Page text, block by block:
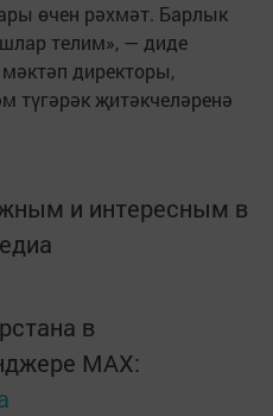
өчен рәхмәт. Барлык
телим», — диде
директоры,
түгәрәк җитәкчеләренә
и интересным в
в
MАХ: